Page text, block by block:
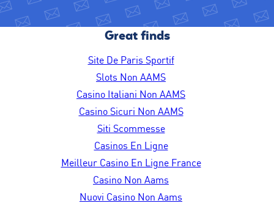
Great finds
Site De Paris Sportif
Slots Non AAMS
Casino Italiani Non AAMS
Casino Sicuri Non AAMS
Siti Scommesse
Casinos En Ligne
Meilleur Casino En Ligne France
Casino Non Aams
Nuovi Casino Non Aams